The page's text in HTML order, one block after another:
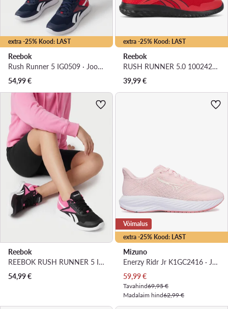
extra -25% Kood: LAST
Reebok
Rush Runner 5 IG0509 · Jooksujalatsid
54,99€
extra -25% Kood: LAST
Reebok
RUSH RUNNER 5.0 100242333 · Jooksujalatsid
39,99€
Reebok
REEBOK RUSH RUNNER 5 IF7925 · Jooksujalatsid
54,99€
extra -25% Kood: LAST
Võimalus
Mizuno
Enerzy Ridr Jr K1GC2416 · Jooksujalatsid
Praegune hind
59,99€
Tavahind69,95 €
Madalaim hind62,99 €